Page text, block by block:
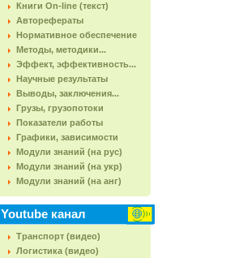
Книги On-line (текст)
Авторефераты
Нормативное обеспечение
Методы, методики...
Эффект, эффективность...
Научные результаты
Выводы, заключения...
Грузы, грузопотоки
Показатели работы
Графики, зависимости
Модули знаний (на рус)
Модули знаний (на укр)
Модули знаний (на анг)
Youtube канал
Транспорт (видео)
Логистика (видео)